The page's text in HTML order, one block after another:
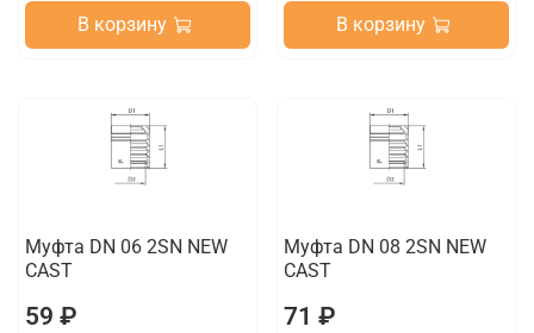
В корзину В корзину
Муфта DN 06 2SN NEW
CAST
59 ₽
Муфта DN 08 2SN NEW
CAST
71 ₽